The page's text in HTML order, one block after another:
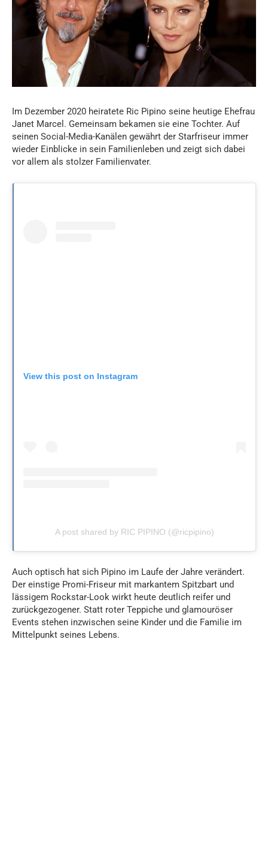
Im Dezember 2020 heiratete Ric Pipino seine heutige Ehefrau
Janet Marcel. Gemeinsam bekamen sie eine Tochter. Auf
seinen Social-Media-Kanälen gewährt der Starfriseur immer
wieder Einblicke in sein Familienleben und zeigt sich dabei
vor allem als stolzer Familienvater.
View this post on Instagram
A post shared by RIC PIPINO (@ricpipino)
Auch optisch hat sich Pipino im Laufe der Jahre verändert.
Der einstige Promi-Friseur mit markantem Spitzbart und
lässigem Rockstar-Look wirkt heute deutlich reifer und
zurückgezogener. Statt roter Teppiche und glamouröser
Events stehen inzwischen seine Kinder und die Familie im
Mittelpunkt seines Lebens.